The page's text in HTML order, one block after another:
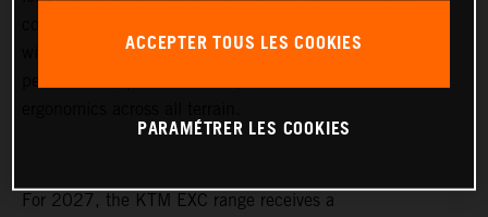
winning racing, the latest lineup delivers proven
For 2027, the KTM EXC range receives a
ACCEPTER TOUS LES COOKIES
PARAMÉTRER LES COOKIES